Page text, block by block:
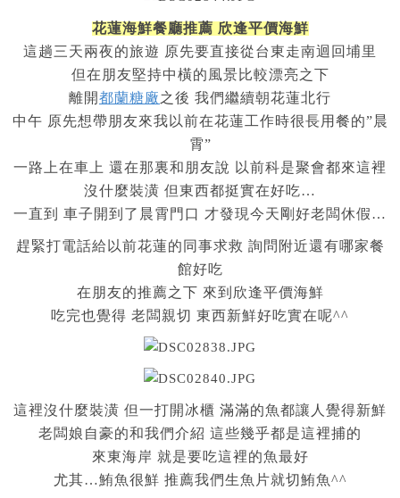
花蓮海鮮餐廳推薦 欣逢平價海鮮
這趟三天兩夜的旅遊 原先要直接從台東走南迴回埔里
但在朋友堅持中橫的風景比較漂亮之下
離開都蘭糖廠之後 我們繼續朝花蓮北行
中午 原先想帶朋友來我以前在花蓮工作時很長用餐的”晨
霄”
一路上在車上 還在那裏和朋友說 以前科是聚會都來這裡
沒什麼裝潢 但東西都挺實在好吃…
一直到 車子開到了晨霄門口 才發現今天剛好老闆休假…
趕緊打電話給以前花蓮的同事求救 詢問附近還有哪家餐
館好吃
在朋友的推薦之下 來到欣逢平價海鮮
吃完也覺得 老闆親切 東西新鮮好吃實在呢^^
這裡沒什麼裝潢 但一打開冰櫃 滿滿的魚都讓人覺得新鮮
老闆娘自豪的和我們介紹 這些幾乎都是這裡捕的
來東海岸 就是要吃這裡的魚最好
尤其…鮪魚很鮮 推薦我們生魚片就切鮪魚^^